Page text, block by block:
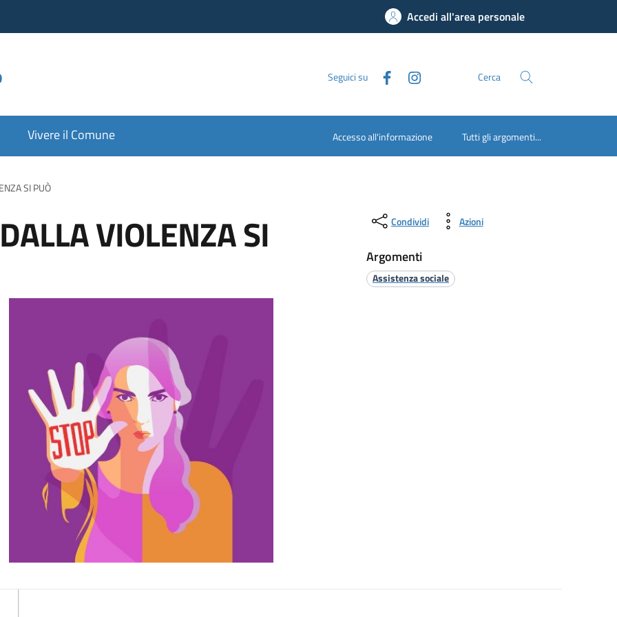
Accedi all'area personale
Seguici su Cerca
Vivere il Comune Accesso all'informazione Tutti gli argomenti...
SI PUÒ
VIOLENZA SI Condividi Azioni
Argomenti
Assistenza sociale